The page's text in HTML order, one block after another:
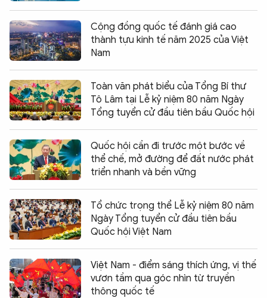
Cộng đồng quốc tế đánh giá cao
thành tựu kinh tế năm 2025 của Việt
Nam
Toàn văn phát biểu của Tổng Bí thư
Tô Lâm tại Lễ kỷ niệm 80 năm Ngày
Tổng tuyển cử đầu tiên bầu Quốc hội
Quốc hội cần đi trước một bước về
thể chế, mở đường để đất nước phát
triển nhanh và bền vững
Tổ chức trọng thể Lễ kỷ niệm 80 năm
Ngày Tổng tuyển cử đầu tiên bầu
Quốc hội Việt Nam
Việt Nam - điểm sáng thích ứng, vị thế
vươn tầm qua góc nhìn từ truyền
thông quốc tế